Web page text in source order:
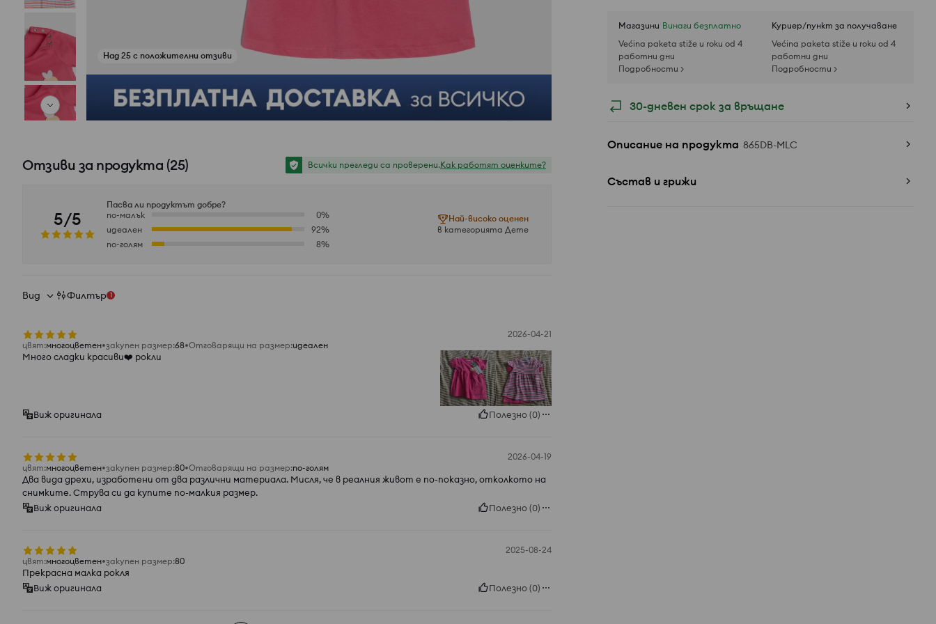
Магазини Винаги безплатно
Većina paketa stiže u roku od 4
работни дни
Подробности >
Куриер/пункт за получаване
Većina paketa stiže u roku od 4
работни дни
Подробности >
30-дневен срок за връщане
Описание на продукта 865DB-MLC
Състав и грижи
Над 25 с положителни отзиви
Вижте снимки от отзиви
Отзиви за продукта (25) Всички прегледи са проверени.Как работят оценките?
5/5
Пасва ли продуктът добре?
по-малък
0%
идеален
92%
по-голям
8%
Най-високо оценен
в категорията Дете
Вид Филтър 1
2026-04-21
цвят:многоцветен закупен размер:68 Отговарящи на размер:идеален
Много сладки красиви❤️ рокли
Виж оригинала Полезно(0)
2026-04-19
цвят:многоцветен закупен размер:80 Отговарящи на размер:по-голям
Два вида дрехи, изработени от два различни материала. Мисля, че в реалния живот е по-показно, отколкото на
снимките. Струва си да купите по-малкия размер.
Виж оригинала
Полезно(0)
2025-08-24
цвят:многоцветен закупен размер:80
Прекрасна малка рокля
Виж оригинала
Полезно(0)